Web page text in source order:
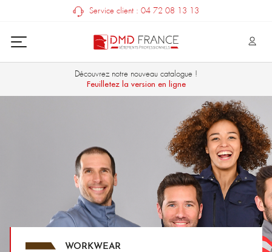
Service client : 04 72 08 13 13
Découvrez notre nouveau catalogue !
Feuilletez la version en ligne
WORKWEAR